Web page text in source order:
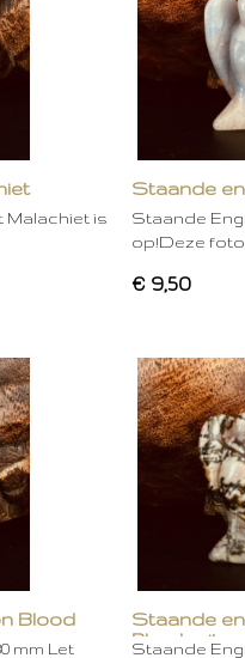
Malachiet is
Staande
Staande
op!Deze foto
€ 9,50
Blood
mm Let
Staande
Rhodonite
Staande